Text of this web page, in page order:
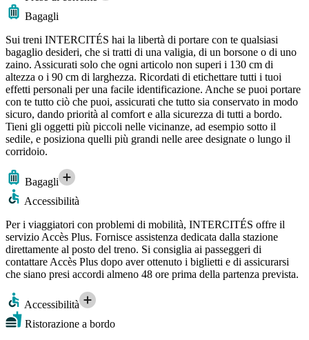
Bagagli
Sui treni INTERCITÉS hai la libertà di portare con te qualsiasi
bagaglio desideri, che si tratti di una valigia, di un borsone o di uno
zaino. Assicurati solo che ogni articolo non superi i 130 cm di
altezza o i 90 cm di larghezza. Ricordati di etichettare tutti i tuoi
effetti personali per una facile identificazione. Anche se puoi portare
con te tutto ciò che puoi, assicurati che tutto sia conservato in modo
sicuro, dando priorità al comfort e alla sicurezza di tutti a bordo.
Tieni gli oggetti più piccoli nelle vicinanze, ad esempio sotto il
sedile, e posiziona quelli più grandi nelle aree designate o lungo il
corridoio.
Bagagli
Accessibilità
Per i viaggiatori con problemi di mobilità, INTERCITÉS offre il
servizio Accès Plus. Fornisce assistenza dedicata dalla stazione
direttamente al posto del treno. Si consiglia ai passeggeri di
contattare Accès Plus dopo aver ottenuto i biglietti e di assicurarsi
che siano presi accordi almeno 48 ore prima della partenza prevista.
Accessibilità
Ristorazione a bordo